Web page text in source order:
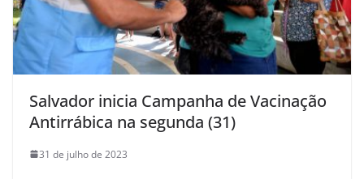
Salvador inicia Campanha de Vacinação
Antirrábica na segunda (31)
31 de julho de 2023